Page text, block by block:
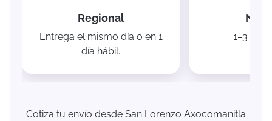
Regional
Entrega el mismo día o en 1
día hábil.
1–3 días
Cotiza tu envío desde San Lorenzo Axocomanitla